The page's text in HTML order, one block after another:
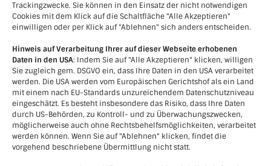
Trackingzwecke. Sie können in den Einsatz der nicht notwendigen
Cookies mit dem Klick auf die Schaltfläche "Alle Akzeptieren"
einwilligen oder per Klick auf "Ablehnen" sich anders entscheiden.
Hinweis auf Verarbeitung Ihrer auf dieser Webseite erhobenen
Daten in den USA: Indem Sie auf "Alle Akzeptieren" klicken, willigen
Sie zugleich gem. DSGVO ein, dass Ihre Daten in den USA verarbeitet
werden. Die USA werden vom Europäischen Gerichtshof als ein Land
mit einem nach EU-Standards unzureichendem Datenschutzniveau
eingeschätzt. Es besteht insbesondere das Risiko, dass Ihre Daten
durch US-Behörden, zu Kontroll- und zu Überwachungszwecken,
möglicherweise auch ohne Rechtsbehelfsmöglichkeiten, verarbeitet
werden können. Wenn Sie auf "Ablehnen" klicken, findet die
vorgehend beschriebene Übermittlung nicht statt.